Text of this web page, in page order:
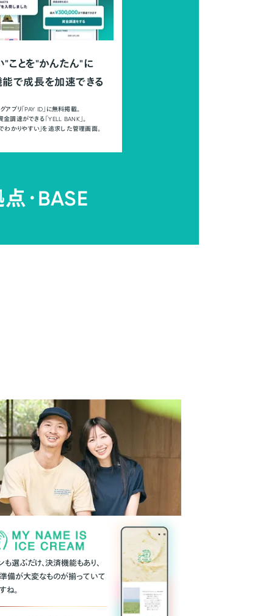
"ことを"かんたん"に
で成長を加速できる
アプリ「PAY ID」に無料掲載。
調達ができる「YELL BANK」。
でわかりやすい」を追求した管理画面。
・BASE
も選ぶだけ、決済機能もあり、
備が大変なものが揃っていて
ね。